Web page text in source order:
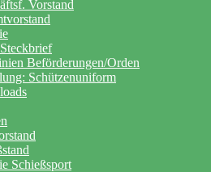
Vorstand
Steckbrief
Beförderungen/Orden
Schützenuniform
Schießsport